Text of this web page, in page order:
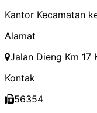
Kantor Kecamatan
Alamat
Jalan Dieng Km 17
Kontak
56354